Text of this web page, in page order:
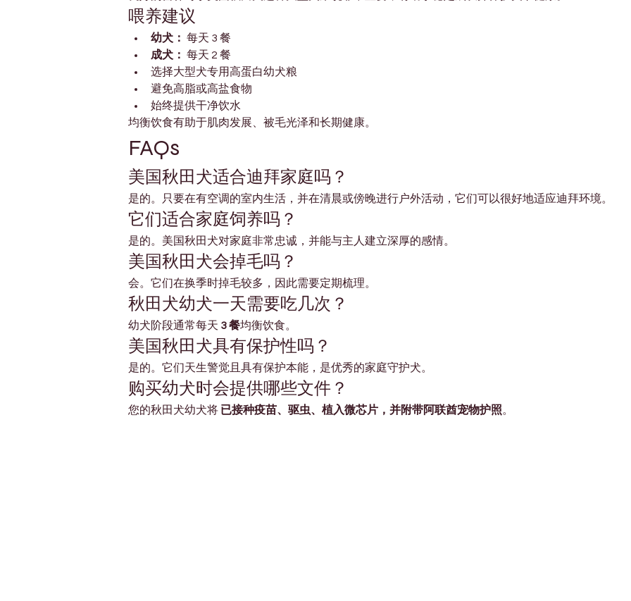
喂养建议
幼犬： 每天 3 餐
成犬： 每天 2 餐
选择大型犬专用高蛋白幼犬粮
避免高脂或高盐食物
始终提供干净饮水
均衡饮食有助于肌肉发展、被毛光泽和长期健康。
FAQs
美国秋田犬适合迪拜家庭吗？
是的。只要在有空调的室内生活，并在清晨或傍晚进行户外活动，它们可以很好地适应迪拜环境。
它们适合家庭饲养吗？
是的。美国秋田犬对家庭非常忠诚，并能与主人建立深厚的感情。
美国秋田犬会掉毛吗？
会。它们在换季时掉毛较多，因此需要定期梳理。
秋田犬幼犬一天需要吃几次？
幼犬阶段通常每天 3 餐均衡饮食。
美国秋田犬具有保护性吗？
是的。它们天生警觉且具有保护本能，是优秀的家庭守护犬。
购买幼犬时会提供哪些文件？
您的秋田犬幼犬将 已接种疫苗、驱虫、植入微芯片，并附带阿联酋宠物护照。